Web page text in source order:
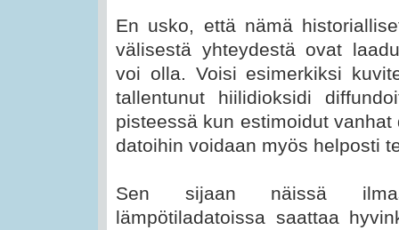
En usko, että nämä
välisestä yhteydestä ovat
voi olla. Voisi esimerkiksi
tallentunut hiilidioksidi
pisteessä kun estimoidut
datoihin voidaan myös helposti
Sen sijaan näissä
lämpötiladatoissa saattaa